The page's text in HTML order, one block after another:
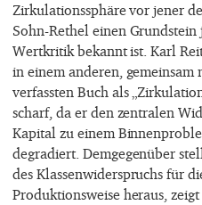
Zirkulationssphäre vor jener
Sohn-Rethel einen
Wertkritik bekannt ist. Karl
in einem anderen,
verfassten Buch als
scharf, da er den zentralen
Kapital zu einem
degradiert. Demgegenüber
des Klassenwiderspruchs für
Produktionsweise heraus,